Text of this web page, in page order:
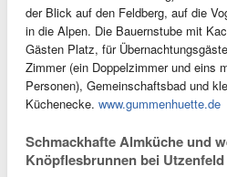
der Blick auf den Feldberg, auf die
in die Alpen. Die Bauernstube mit
Gästen Platz, für
Zimmer (ein Doppelzimmer und eins
Personen), Gemeinschaftsbad und
Küchenecke. www.gummenhuette.de
Schmackhafte Almküche und
Knöpflesbrunnen bei Utzenfeld